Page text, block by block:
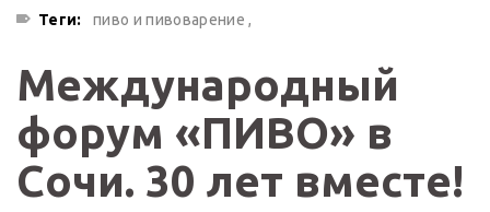
Теги:
пиво и пивоварение ,
Международный
форум «ПИВО» в
Сочи. 30 лет вместе!